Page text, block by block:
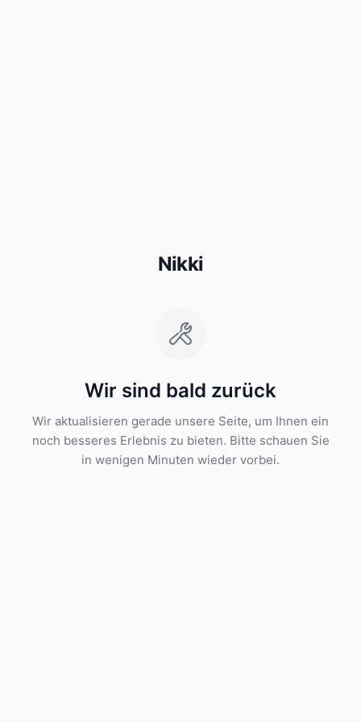
Nikki
Wir sind bald zurück
Wir aktualisieren gerade unsere Seite, um Ihnen ein
noch besseres Erlebnis zu bieten. Bitte schauen Sie
in wenigen Minuten wieder vorbei.